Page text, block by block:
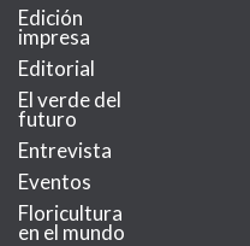
Edición
impresa
Editorial
El verde del
futuro
Entrevista
Eventos
Floricultura
en el mundo